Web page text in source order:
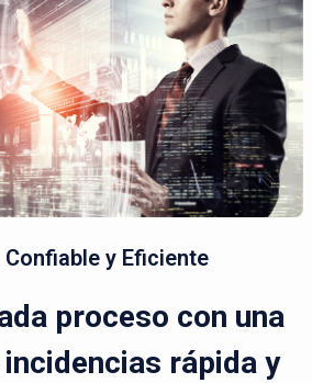
Confiable y Eficiente
proceso con una
rápida y